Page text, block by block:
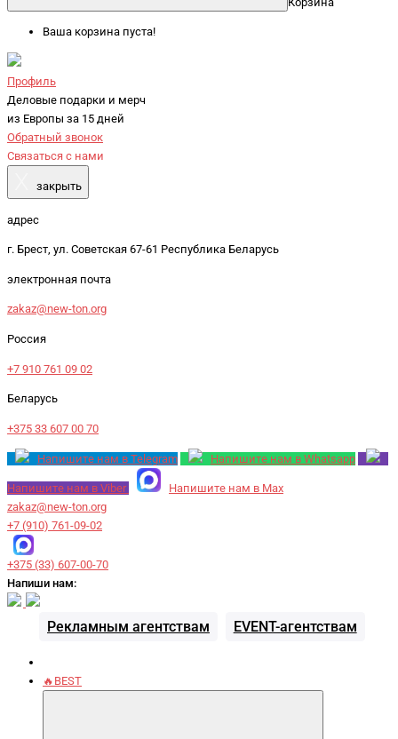
Ваша корзина пуста!
Профиль
Деловые подарки и мерч
из Европы за 15 дней
Обратный звонок
Связаться с нами
закрыть
адрес
г. Брест, ул. Советская 67-61 Республика Беларусь
электронная почта
zakaz@new-ton.org
Россия
+7 910 761 09 02
Беларусь
+375 33 607 00 70
Напишите нам в Telegram Напишите нам в Whatsapp
Напишите нам в Viber
Напишите нам в Max
zakaz@new-ton.org
+7 (910) 761-09-02
+375 (33) 607-00-70
Напиши нам:
Рекламным агентствам EVENT-агентствам
🔥BEST